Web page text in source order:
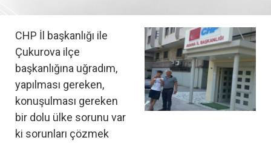
CHP İl başkanlığı ile
Çukurova ilçe
başkanlığına uğradım,
yapılması gereken,
konuşulması gereken
bir dolu ülke sorunu var
ki sorunları çözmek